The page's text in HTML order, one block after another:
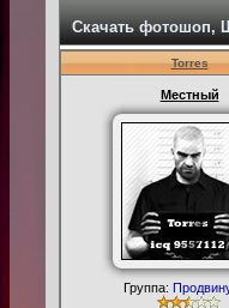
Скачать фотошоп,
Torres
Местный
Группа: